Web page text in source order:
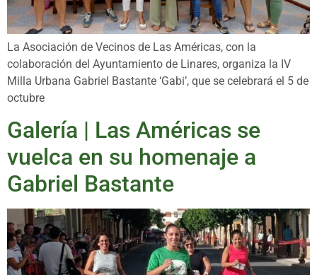
La Asociación de Vecinos de Las Américas, con la
colaboración del Ayuntamiento de Linares, organiza la IV
Milla Urbana Gabriel Bastante ‘Gabi’, que se celebrará el 5 de
octubre
Galería | Las Américas se
vuelca en su homenaje a
Gabriel Bastante